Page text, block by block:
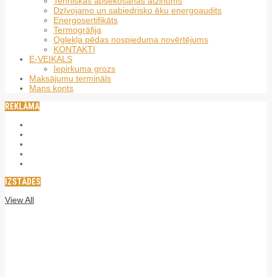
Dzīvojamo un sabiedrisko ēku energoaudits
Energosertifikāts
Termogrāfija
Oglekļa pēdas nospieduma novērtējums
KONTAKTI
E-VEIKALS
Iepirkuma grozs
Maksājumu termināls
Mans konts
REKLĀMA
IZSTĀDES
View All